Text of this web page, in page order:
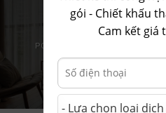
đông – Nội
POSTED ON
gói - Chiết khấu
Cam kết giá